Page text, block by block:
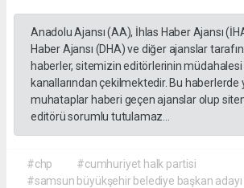
Anadolu Ajansı (AA), İhlas Haber Ajansı
Haber Ajansı (DHA) ve diğer ajanslar
haberler, sitemizin editörlerinin
kanallarından çekilmektedir. Bu haberlerde
muhataplar haberi geçen ajanslar olup
editörü sorumlu tutulamaz...
#chp
#cumhuriyet halk partisi
#samsun büyükşehir belediye başkan adayı